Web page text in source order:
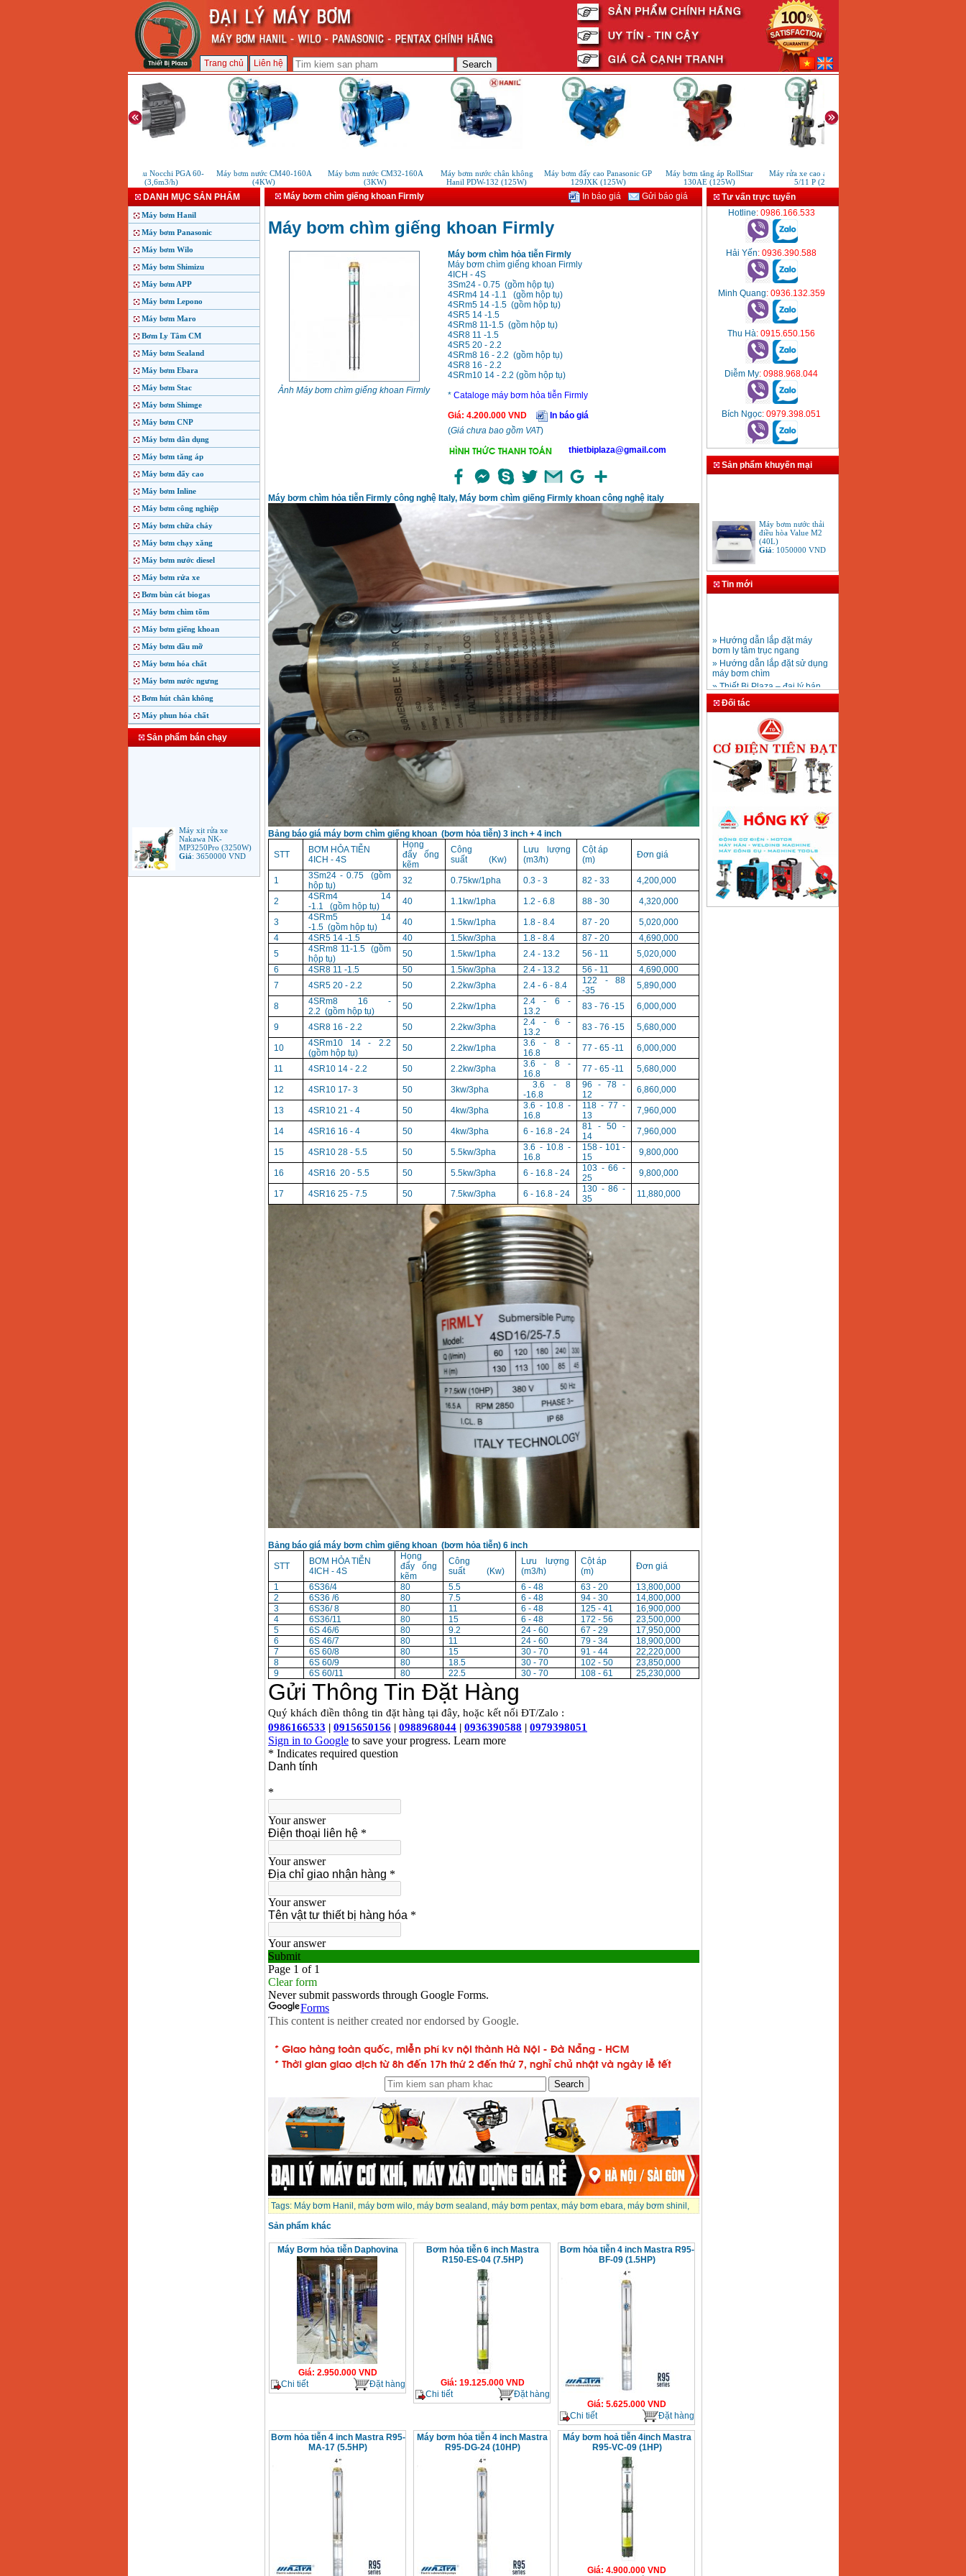
Trang chủ Liên hệ
Máy bơm dầu Nocchi PGA 60-
40M (3,6m3/h)
Máy bơm nước CM40-160A
(4KW)
Máy bơm nước CM32-160A
(3KW)
Máy bơm nước chân không
Hanil PDW-132 (125W)
Máy bơm đẩy cao Panasonic GP
129JXK (125W)
Máy bơm tăng áp RollStar
130AE (125W)
Máy rửa xe cao áp Karcher HD
5/11 P (2200W)
DANH MỤC SẢN PHẨM
Máy bơm Hanil
Máy bơm Panasonic
Máy bơm Wilo
Máy bơm Shimizu
Máy bơm APP
Máy bơm Lepono
Máy bơm Maro
Bơm Ly Tâm CM
Máy bơm Sealand
Máy bơm Ebara
Máy bơm Stac
Máy bơm Shimge
Máy bơm CNP
Máy bơm dân dụng
Máy bơm tăng áp
Máy bơm đẩy cao
Máy bơm Inline
Máy bơm công nghiệp
Máy bơm chữa cháy
Máy bơm chạy xăng
Máy bơm nước diesel
Máy bơm rửa xe
Bơm bùn cát biogas
Máy bơm chìm tõm
Máy bơm giếng khoan
Máy bơm dầu mỡ
Máy bơm hóa chất
Máy bơm nước ngưng
Bơm hút chân không
Máy phun hóa chất
Sản phẩm bán chạy
Nakawa NK-
MP3250Pro (3250W)
Giá:3650000VND
Máy bơm chìm giếng khoan Firmly In báo giá Gửi báo giá
Máy bơm chìm giếng khoan Firmly
Ảnh Máy bơm chìm giếng khoan Firmly
Máy bơm chìm hỏa tiễn Firmly
Máy bơm chìm giếng khoan Firmly
4ICH - 4S
3Sm24 - 0.75 (gồm hộp tụ)
4SRm4 14 -1.1 (gồm hộp tụ)
4SRm5 14 -1.5 (gồm hộp tụ)
4SR5 14 -1.5
4SRm8 11-1.5 (gồm hộp tụ)
4SR8 11 -1.5
4SR5 20 - 2.2
4SRm8 16 - 2.2 (gồm hộp tụ)
4SR8 16 - 2.2
4SRm10 14 - 2.2 (gồm hộp tụ)
* Cataloge máy bơm hỏa tiễn Firmly
Giá: 4.200.000VND
In báo giá
(Giá chưa bao gồm VAT)
thietbiplaza@gmail.com
Máy bơm chìm hỏa tiễn Firmly công nghệ Italy, Máy bơm chìm giếng Firmly khoan công nghệ italy
Bảng báo giá máy bơm chìm giếng khoan (bơm hỏa tiễn) 3 inch + 4 inch
STT
BƠM HỎA TIỄN
4ICH - 4S
Họng
đẩy ống
kẽm
Công
suất (Kw)
Lưu lượng
(m3/h)
Cột áp
(m)
Đơn giá
1
3Sm24 - 0.75 (gồm
hộp tụ)
32 0.75kw/1pha 0.3 - 3 82 - 33 4,200,000
2
4SRm4 14
-1.1 (gồm hộp tụ)
40 1.1kw/1pha 1.2 - 6.8 88 - 30 4,320,000
3
4SRm5 14
-1.5 (gồm hộp tụ)
40 1.5kw/1pha 1.8 - 8.4 87 - 20
5,020,000
4
4SR5 14 -1.5 40 1.5kw/3pha 1.8 - 8.4 87 - 20
4,690,000
5
4SRm8 11-1.5 (gồm
hộp tụ)
50 1.5kw/1pha 2.4 - 13.2 56 - 11
5,020,000
6
4SR8 11 -1.5 50 1.5kw/3pha 2.4 - 13.2 56 - 11
4,690,000
7
4SR5 20 - 2.2 50 2.2kw/3pha 2.4 - 6 - 8.4
122 - 88
-35
5,890,000
8
4SRm8 16 -
2.2 (gồm hộp tụ)
50 2.2kw/1pha
2.4 - 6 -
13.2
83 - 76 -15 6,000,000
9 4SR8 16 - 2.2 50 2.2kw/3pha
2.4 - 6 -
13.2
83 - 76 -15 5,680,000
10
4SRm10 14 - 2.2
(gồm hộp tụ)
50 2.2kw/1pha
3.6 - 8 -
16.8
77 - 65 -11 6,000,000
11 4SR10 14 - 2.2 50 2.2kw/3pha
3.6 - 8 -
16.8
77 - 65 -11 5,680,000
12 4SR10 17- 3 50 3kw/3pha
3.6 - 8
-16.8
96 - 78 -
12
6,860,000
13 4SR10 21 - 4 50 4kw/3pha
3.6 - 10.8 -
16.8
118 - 77 -
13
7,960,000
14 4SR16 16 - 4 50 4kw/3pha 6 - 16.8 - 24
81 - 50 -
14
7,960,000
15 4SR10 28 - 5.5 50 5.5kw/3pha
3.6 - 10.8 -
16.8
158 - 101 -
15
9,800,000
16 4SR16 20 - 5.5 50 5.5kw/3pha 6 - 16.8 - 24
103 - 66 -
25
9,800,000
17 4SR16 25 - 7.5 50 7.5kw/3pha 6 - 16.8 - 24
130 - 86 -
35
11,880,000
Bảng báo giá máy bơm chìm giếng khoan (bơm hỏa tiễn) 6 inch
STT
BƠM HỎA TIỄN
4ICH - 4S
Họng
đẩy ống
kẽm
Công
suất (Kw)
Lưu lượng
(m3/h)
Cột áp
(m)
Đơn giá
1 6S36/4 80 5.5 6 - 48 63 - 20
13,800,000
2
6S36 /6 80 7.5 6 - 48 94 - 30
14,800,000
3
6S36/ 8 80 11 6 - 48 125 - 41
16,900,000
4
6S36/11 80 15 6 - 48 172 - 56
23,500,000
5
6S 46/6 80 9.2 24 - 60 67 - 29
17,950,000
6
6S 46/7 80 11 24 - 60 79 - 34
18,900,000
7
6S 60/8 80 15 30 - 70 91 - 44
22,220,000
8
6S 60/9 80 18.5 30 - 70 102 - 50
23,850,000
9
6S 60/11 80 22.5 30 - 70 108 - 61 25,230,000
Tags: Máy bơm Hanil , máy bơm wilo, máy bơm sealand , máy bơm pentax, máy bơm ebara, máy bơm shinil ,
Sản phẩm khác
Máy Bơm hỏa tiễn Daphovina
Giá: 2.950.000 VND
Chi tiết
Đặt hàng
Bơm hỏa tiễn 6 inch Mastra
R150-ES-04 (7.5HP)
Giá: 19.125.000VND
Chi tiết
Đặt hàng
Bơm hỏa tiễn 4 inch Mastra R95-
BF-09 (1.5HP)
Giá: 5.625.000 VND
Chi tiết
Đặt hàng
Bơm hỏa tiễn 4 inch Mastra R95-
MA-17 (5.5HP)
Máy bơm hỏa tiễn 4 inch Mastra
R95-DG-24 (10HP)
Máy bơm hoả tiễn 4inch Mastra
R95-VC-09 (1HP)
Giá: 4.900.000 VND
Tư vấn trực tuyến
Hotline: 0986.166.533
Hải Yến: 0936.390.588
Minh Quang: 0936.132.359
Thu Hà: 0915.650.156
Diễm My: 0988.968.044
Bích Ngọc: 0979.398.051
Sản phẩm khuyến mại
điều hòa Value M2
(40L)
Giá:1050000VND
Máy bơm đẩy cao
Máy bơm dầu Nocchi
PGA 60-40M
(3,6m3/h)
Giá:13750000VND
Máy bơm tăng áp
(125W)
Giá:1250000
Tin mới
bơm ly tâm trục ngang
» Hướng dẫn lắp đặt sử dụng
máy bơm chìm
» Thiết Bị Plaza – đại lý bán
máy bơm nước
» Catalouge máy bơm Wilo,
máy bơm nước Wilo
» Hướng dẫn sử dụng máy
bơm nước Honda Koshin
» Lịch sử máy bơm nước Wilo
» Cataloge máy bơm ly tâm
trục ngang Pentax CM
» Hướng dẫn sử dụng máy
bơm nước chạy xăng
hòa
» Phương thức thanh toán tại
Thiết bị plaza
Đối tác